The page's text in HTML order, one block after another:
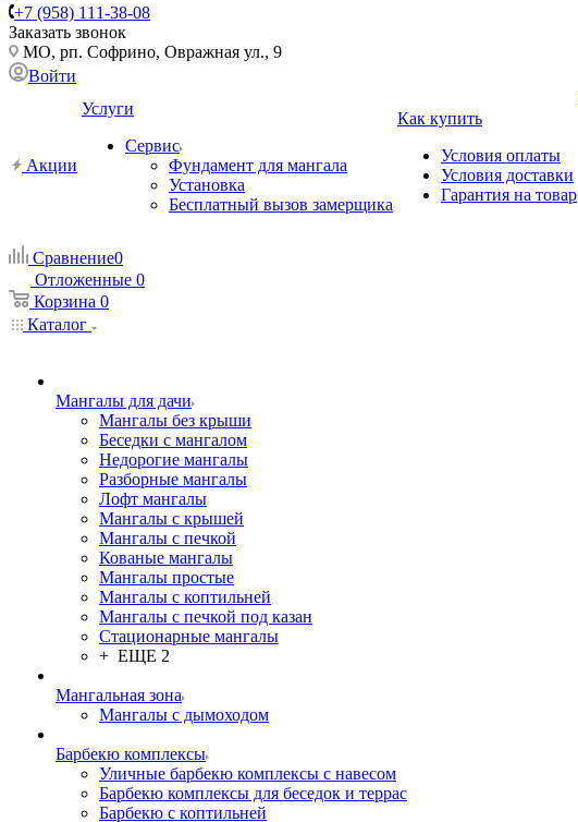
+7 (958) 111-38-08
Заказать звонок
МО, рп. Софрино, Овражная ул., 9
Войти
Акции
Услуги
Сервис
Фундамент для мангала
Установка
Бесплатный вызов замерщика
Как купить
Условия оплаты
Условия доставки
Гарантия на товар
Сравнение0
Отложенные 0
Корзина 0
Каталог
Мангалы для дачи
Мангалы без крыши
Беседки с мангалом
Недорогие мангалы
Разборные мангалы
Лофт мангалы
Мангалы с крышей
Мангалы с печкой
Кованые мангалы
Мангалы простые
Мангалы с коптильней
Мангалы с печкой под казан
Стационарные мангалы
+ ЕЩЕ 2
Мангальная зона
Мангалы с дымоходом
Барбекю комплексы
Уличные барбекю комплексы с навесом
Барбекю комплексы для беседок и террас
Барбекю с коптильней